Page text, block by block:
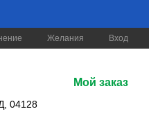
Желания Вход
04128
Мой заказ